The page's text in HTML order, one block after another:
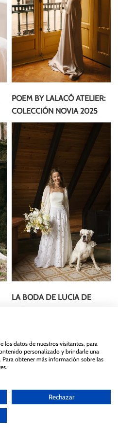
POEM BY LALACÓ ATELIER:
COLECCIÓN NOVIA 2025
LA BODA DE LUCIA DE
los datos de nuestros visitantes, para
personalizado y brindarle una
obtener más información sobre las
Rechazar